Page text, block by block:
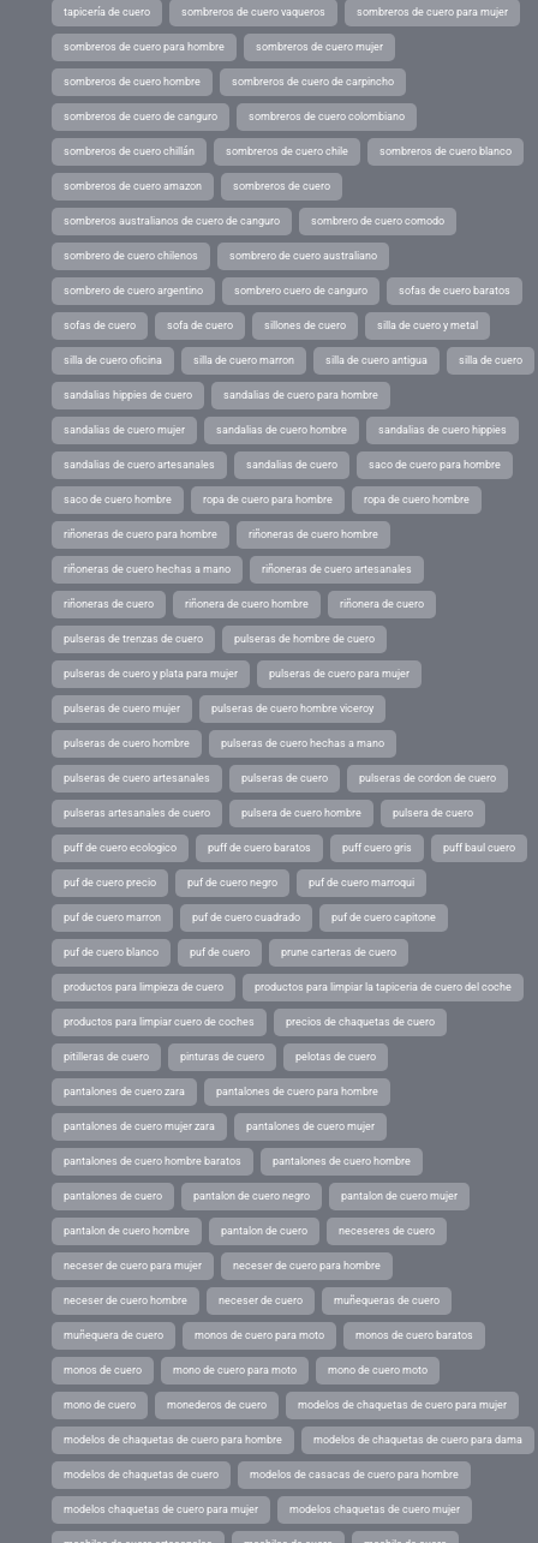
tapicería de cuero sombreros de cuero vaqueros sombreros de cuero para mujer
sombreros de cuero para hombre sombreros de cuero mujer
sombreros de cuero hombre sombreros de cuero de carpincho
sombreros de cuero de canguro sombreros de cuero colombiano
sombreros de cuero chillán sombreros de cuero chile sombreros de cuero blanco
sombreros de cuero amazon sombreros de cuero
sombreros australianos de cuero de canguro sombrero de cuero comodo
sombrero de cuero chilenos sombrero de cuero australiano
sombrero de cuero argentino sombrero cuero de canguro sofas de cuero baratos
sofas de cuero sofa de cuero sillones de cuero silla de cuero y metal
silla de cuero oficina silla de cuero marron silla de cuero antigua silla de cuero
sandalias hippies de cuero sandalias de cuero para hombre
sandalias de cuero mujer sandalias de cuero hombre sandalias de cuero hippies
sandalias de cuero artesanales sandalias de cuero saco de cuero para hombre
saco de cuero hombre ropa de cuero para hombre ropa de cuero hombre
riñoneras de cuero para hombre riñoneras de cuero hombre
riñoneras de cuero hechas a mano riñoneras de cuero artesanales
riñoneras de cuero riñonera de cuero hombre riñonera de cuero
pulseras de trenzas de cuero pulseras de hombre de cuero
pulseras de cuero y plata para mujer pulseras de cuero para mujer
pulseras de cuero mujer pulseras de cuero hombre viceroy
pulseras de cuero hombre pulseras de cuero hechas a mano
pulseras de cuero artesanales pulseras de cuero pulseras de cordon de cuero
pulseras artesanales de cuero pulsera de cuero hombre pulsera de cuero
puff de cuero ecologico puff de cuero baratos puff cuero gris puff baul cuero
puf de cuero precio puf de cuero negro puf de cuero marroqui
puf de cuero marron puf de cuero cuadrado puf de cuero capitone
puf de cuero blanco puf de cuero prune carteras de cuero
productos para limpieza de cuero productos para limpiar la tapiceria de cuero del coche
productos para limpiar cuero de coches precios de chaquetas de cuero
pitilleras de cuero pinturas de cuero pelotas de cuero
pantalones de cuero zara pantalones de cuero para hombre
pantalones de cuero mujer zara pantalones de cuero mujer
pantalones de cuero hombre baratos pantalones de cuero hombre
pantalones de cuero pantalon de cuero negro pantalon de cuero mujer
pantalon de cuero hombre pantalon de cuero neceseres de cuero
neceser de cuero para mujer neceser de cuero para hombre
neceser de cuero hombre neceser de cuero muñequeras de cuero
muñequera de cuero monos de cuero para moto monos de cuero baratos
monos de cuero mono de cuero para moto mono de cuero moto
mono de cuero monederos de cuero modelos de chaquetas de cuero para mujer
modelos de chaquetas de cuero para hombre modelos de chaquetas de cuero para dama
modelos de chaquetas de cuero modelos de casacas de cuero para hombre
modelos chaquetas de cuero para mujer modelos chaquetas de cuero mujer